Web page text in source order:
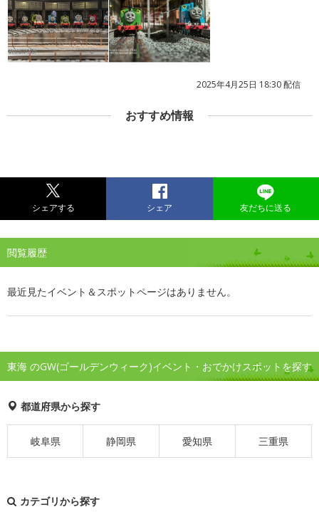
2025年4月25日 18:30 配信
おすすめ情報
シェアする シェア 友だちに送る
閲覧履歴
最近見たイベント＆スポットページはありません。
東海 のGW(ゴールデンウィーク)イベント・おでかけスポットを探す
都道府県から探す
岐阜県 静岡県 愛知県 三重県
カテゴリから探す